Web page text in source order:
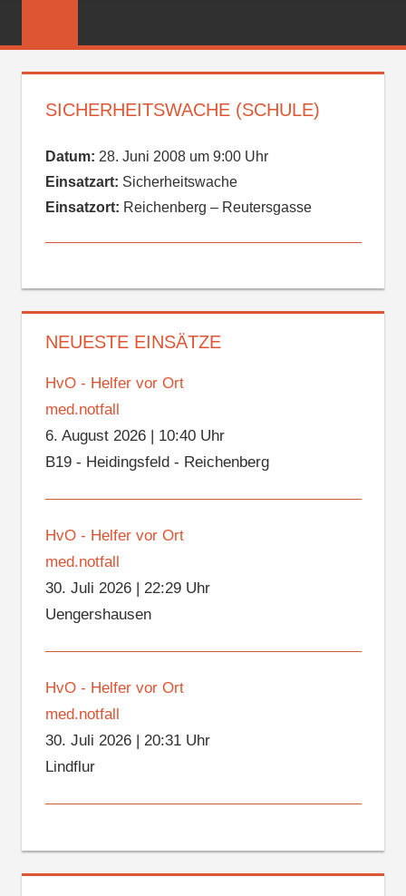
FEUERWEHR
SICHERHEITSWACHE (SCHULE)
Datum: 28. Juni 2008 um 9:00 Uhr
Einsatzart: Sicherheitswache
Einsatzort: Reichenberg – Reutersgasse
NEUESTE EINSÄTZE
HvO - Helfer vor Ort
med.notfall
6. August 2026| 10:40 Uhr
B19 - Heidingsfeld - Reichenberg
HvO - Helfer vor Ort
med.notfall
30. Juli 2026| 22:29 Uhr
Uengershausen
HvO - Helfer vor Ort
med.notfall
30. Juli 2026| 20:31 Uhr
Lindflur